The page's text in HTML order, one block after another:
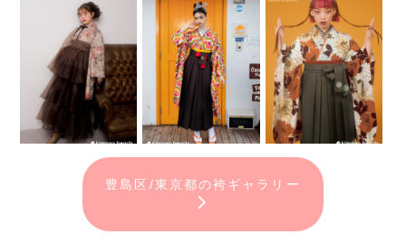
豊島区/東京都の袴ギャラリー